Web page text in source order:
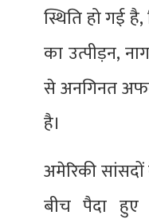
स्थिति हो गई
का उत्पीड़न,
से अनगिनत
है।
अमेरिकी
बीच पैदा